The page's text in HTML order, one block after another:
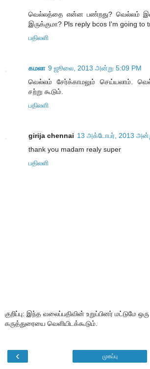
வெல்லத்தை என்ன பண்றது? வெல்லம்
இருக்குமா? Pls reply bcos I'm going to
பதிலளி
கமலா 9 ஜூலை, 2013 அன்று 5:09 PM
வெல்லம் சேர்க்காமலும் செய்யலாம்.
சற்று கூடும்.
பதிலளி
girija chennai 13 அக்டோபர், 2013
thank you madam realy super
பதிலளி
குறிப்பு: இந்த வலைப்பதிவின் உறுப்பினர் மட்டுமே ஒரு
கருத்துரையை வெளியிடக்கூடும்.
‹ முகப்பு